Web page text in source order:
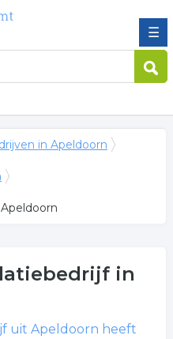
☰
in Apeldoorn
in
uit Apeldoorn heeft